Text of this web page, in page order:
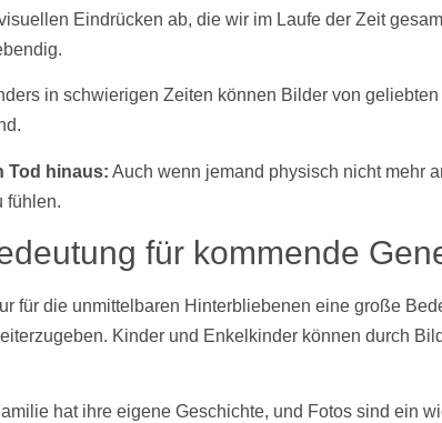
Eindrücken ab, die wir im Laufe der Zeit
in schwierigen Zeiten können Bilder von
Tod hinaus: Auch wenn jemand physisch nicht mehr
fühlen.
für kommende
für die unmittelbaren Hinterbliebenen eine große
Kinder und Enkelkinder können durch
hat ihre eigene Geschichte, und Fotos sind ein